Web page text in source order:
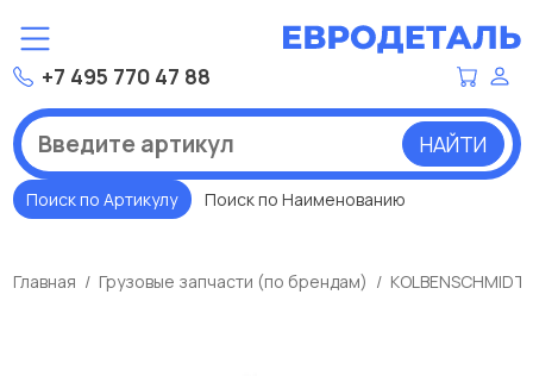
+7 495 770 47 88
НАЙТИ
Поиск по Артикулу Поиск по Наименованию
Главная Грузовые запчасти (по брендам) KOLBENSCHMIDT